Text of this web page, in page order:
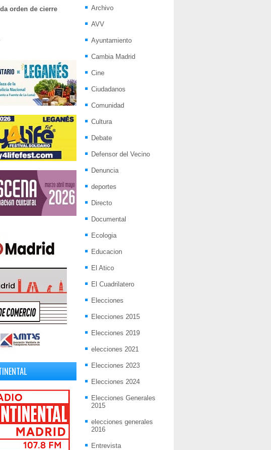
orden de cierre
Archivo
AVV
Ayuntamiento
Cambia Madrid
Cine
Ciudadanos
Comunidad
Cultura
Debate
Defensor del Vecino
Denuncia
deportes
Directo
Documental
Ecologia
Educacion
El Atico
El Cuadrilatero
Elecciones
Elecciones 2015
Elecciones 2019
elecciones 2021
Elecciones 2023
Elecciones 2024
Elecciones Generales
2015
elecciones generales
2016
Entrevista